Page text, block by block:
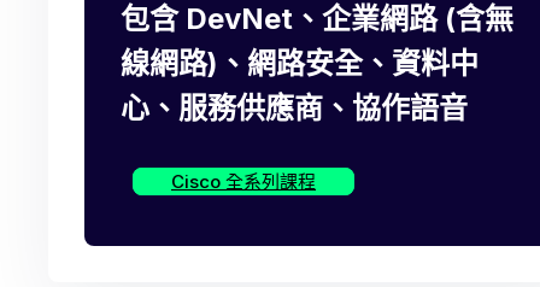
包含 DevNet、企業網路 (含無
線網路)、網路安全、資料中
心、服務供應商、協作語音
Cisco 全系列課程